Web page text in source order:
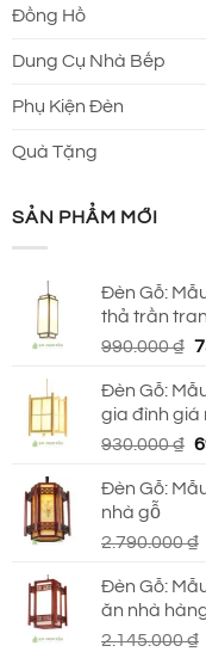
Đồng Hồ
Dung Cụ Nhà Bếp
Phụ Kiện Đèn
Quà Tặng
SẢN PHẨM MỚI
Đèn Gỗ:
thả trần
990.000₫
Đèn Gỗ:
gia đình giá
930.000₫
Đèn Gỗ:
nhà gỗ
2.790.000₫
Đèn Gỗ:
ăn nhà
2.145.000₫